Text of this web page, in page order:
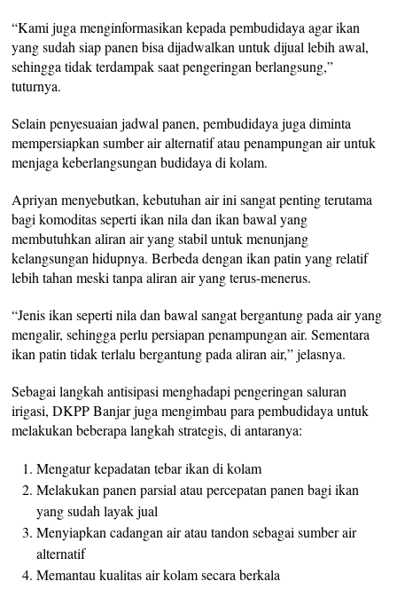
“Kami juga menginformasikan kepada pembudidaya agar ikan
yang sudah siap panen bisa dijadwalkan untuk dijual lebih awal,
sehingga tidak terdampak saat pengeringan berlangsung,”
tuturnya.
Selain penyesuaian jadwal panen, pembudidaya juga diminta
mempersiapkan sumber air alternatif atau penampungan air untuk
menjaga keberlangsungan budidaya di kolam.
Apriyan menyebutkan, kebutuhan air ini sangat penting terutama
bagi komoditas seperti ikan nila dan ikan bawal yang
membutuhkan aliran air yang stabil untuk menunjang
kelangsungan hidupnya. Berbeda dengan ikan patin yang relatif
lebih tahan meski tanpa aliran air yang terus-menerus.
“Jenis ikan seperti nila dan bawal sangat bergantung pada air yang
mengalir, sehingga perlu persiapan penampungan air. Sementara
ikan patin tidak terlalu bergantung pada aliran air,” jelasnya.
Sebagai langkah antisipasi menghadapi pengeringan saluran
irigasi, DKPP Banjar juga mengimbau para pembudidaya untuk
melakukan beberapa langkah strategis, di antaranya:
Mengatur kepadatan tebar ikan di kolam
Melakukan panen parsial atau percepatan panen bagi ikan
yang sudah layak jual
Menyiapkan cadangan air atau tandon sebagai sumber air
alternatif
Memantau kualitas air kolam secara berkala